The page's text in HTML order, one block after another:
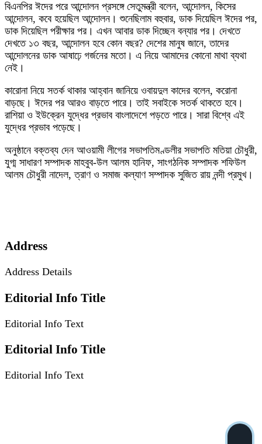
বিএনপির ঈদের পরে আন্দোলন প্রসঙ্গে সেতুমন্ত্রী বলেন, আন্দোলন, কিসের
আন্দোলন, কবে হয়েছিল আন্দোলন। শুনেছিলাম বহুবার, ডাক দিয়েছিল ঈদের পর,
ডাক দিয়েছিল পরীক্ষার পর। এখন আবার ডাক দিচ্ছেন বন্যার পর। দেখতে
দেখতে ১৩ বছর, আন্দোলন হবে কোন বছর? দেশের মানুষ জানে, তাদের
আন্দোলনের ডাক আষাঢ়ে গর্জনের মতো। এ নিয়ে আমাদের কোনো মাথা ব্যথা
নেই।
কারোনা নিয়ে সতর্ক থাকার আহ্বান জানিয়ে ওবায়দুল কাদের বলেন, করোনা
বাড়ছে। ঈদের পর আরও বাড়তে পারে। তাই সবাইকে সতর্ক থাকতে হবে।
রাশিয়া ও ইউক্রেন যুদ্ধের প্রভাব বাংলাদেশে পড়তে পারে। সারা বিশ্বে এই
যুদ্ধের প্রভাব পড়েছে।
অনুষ্ঠানে বক্তব্য দেন আওয়ামী লীগের সভাপতিমণ্ডলীর সভাপতি মতিয়া চৌধুরী,
যুগ্ম সাধারণ সম্পাদক মাহবুব-উল আলম হানিফ, সাংগঠনিক সম্পাদক শফিউল
আলম চৌধুরী নাদেল, ত্রাণ ও সমাজ কল্যাণ সম্পাদক সুজিত রায় নন্দী প্রমুখ।
Address
Address Details
Editorial Info Title
Editorial Info Text
Editorial Info Title
Editorial Info Text